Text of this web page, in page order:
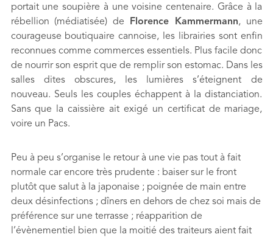
portait une soupière à une voisine centenaire. Grâce à la
rébellion (médiatisée) de
Florence Kammermann, une
courageuse boutiquaire cannoise, les librairies sont enfin
reconnues comme commerces essentiels. Plus facile donc
de nourrir son esprit que de remplir son estomac. Dans les
salles dites obscures, les lumières s’éteignent de
nouveau. Seuls les couples échappent à la distanciation.
Sans que la caissière ait exigé un certificat de mariage,
voire un Pacs.
Peu à peu s’organise le retour à une vie pas tout à fait
normale car encore très prudente : baiser sur le front
plutôt que salut à la japonaise ; poignée de main entre
deux désinfections ; dîners en dehors de chez soi mais de
préférence sur une terrasse ; réapparition de
l’évènementiel bien que la moitié des traiteurs aient fait